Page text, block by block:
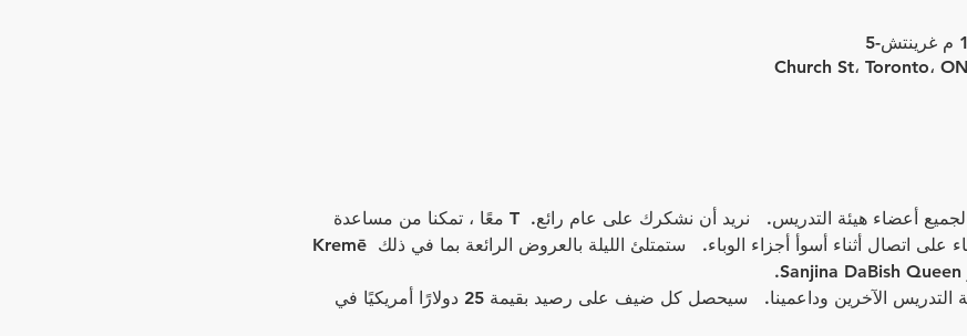
تعقد أكاديمية السحب حدثًا تقديريًا لجميع أعضاء هيئة التدريس.   نريد أن نشكرك على عام رائع.  T معًا ، تمكنا من مساعدة
المئات من 2SLGBTQ + على البقاء على اتصال أثناء أسوأ أجزاء الوباء.   ستمتلئ الليلة بالعروض الرائعة بما في ذلك Kremē
هذا حدث مدعو فقط أو أعضاء هيئة التدريس الآخرين وداعمينا.   سيحصل كل ضيف على رصيد بقيمة 25 دولارًا أمريكيًا في